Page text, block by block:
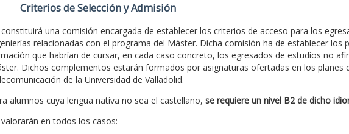
Criterios de Selección y Admisión
constituirá una comisión encargada de establecer los criterios de acceso para los
relacionadas con el programa del Máster. Dicha comisión ha de establecer los
que habrían de cursar, en cada caso concreto, los egresados de estudios no
Dichos complementos estarán formados por asignaturas ofertadas en los planes
de la Universidad de Valladolid.
alumnos cuya lengua nativa no sea el castellano, se requiere un nivel B2 de dicho
valorarán en todos los casos: